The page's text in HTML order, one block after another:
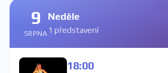
9
SRPNA
Neděle
1 představení
18:00